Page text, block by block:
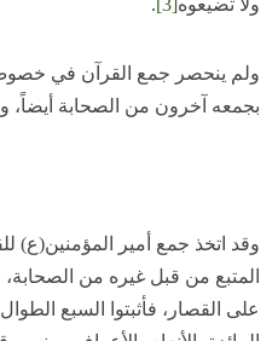
ولم ينحصر جمع القرآن في
بجمعه آخرون من الصحابة أيضاً،
وقد اتخذ جمع أمير المؤمنين(ع)
المتبع من قبل غيره من
على القصار، فأثبتوا السبع